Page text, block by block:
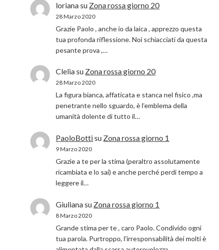
lorianasu Zona rossa giorno 20
28 Marzo 2020
Grazie Paolo , anche io da laica , apprezzo questa
tua profonda riflessione. Noi schiacciati da questa
pesante prova ,…
Cleliasu Zona rossa giorno 20
28 Marzo 2020
La figura bianca, affaticata e stanca nel fisico ,ma
penetrante nello sguardo, è l’emblema della
umanità dolente di tutto il…
PaoloBottisu Zona rossa giorno 1
9 Marzo 2020
Grazie a te per la stima (peraltro assolutamente
ricambiata e lo sai) e anche perché perdi tempo a
leggere il…
Giulianasu Zona rossa giorno 1
8 Marzo 2020
Grande stima per te , caro Paolo. Condivido ogni
tua parola. Purtroppo, l'irresponsabilità dei molti è